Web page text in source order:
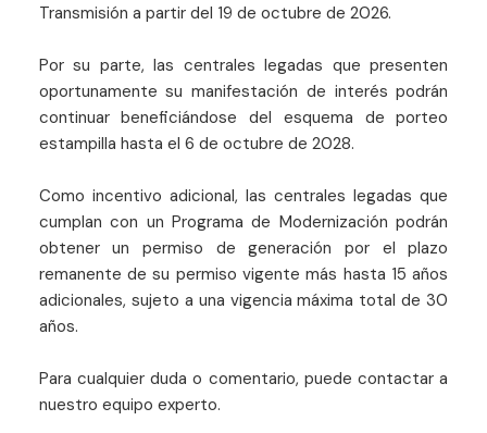
Transmisión a partir del 19 de octubre de 2026.
Por su parte, las centrales legadas que presenten
oportunamente su manifestación de interés podrán
continuar beneficiándose del esquema de porteo
estampilla hasta el 6 de octubre de 2028.
Como incentivo adicional, las centrales legadas que
cumplan con un Programa de Modernización podrán
obtener un permiso de generación por el plazo
remanente de su permiso vigente más hasta 15 años
adicionales, sujeto a una vigencia máxima total de 30
años.
Para cualquier duda o comentario, puede contactar a
nuestro equipo experto.